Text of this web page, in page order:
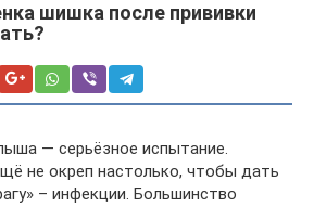
шишка после прививки
— серьёзное испытание.
не окреп настолько, чтобы дать
– инфекции. Большинство